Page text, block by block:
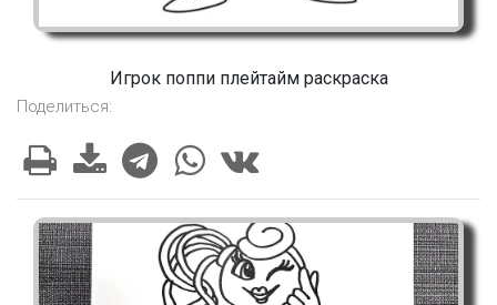
Игрок поппи плейтайм раскраска
Поделиться: